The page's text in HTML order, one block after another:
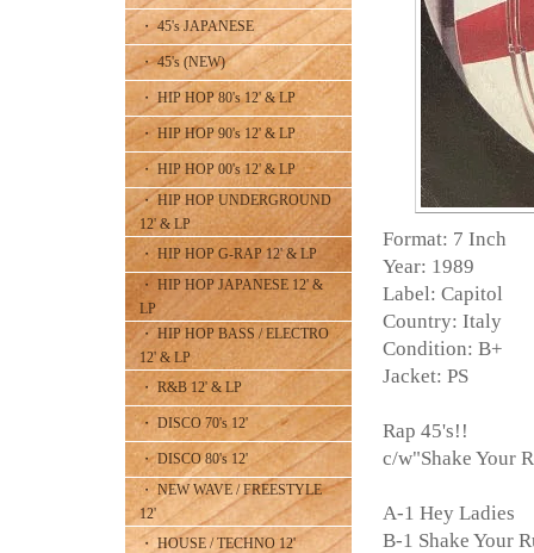
・ 45's JAPANESE
・ 45's (NEW)
・ HIP HOP 80's 12' & LP
・ HIP HOP 90's 12' & LP
・ HIP HOP 00's 12' & LP
・ HIP HOP UNDERGROUND
12' & LP
・ HIP HOP G-RAP 12' & LP
・ HIP HOP JAPANESE 12' &
LP
・ HIP HOP BASS / ELECTRO
12' & LP
・ R&B 12' & LP
・ DISCO 70's 12'
・ DISCO 80's 12'
・ NEW WAVE / FREESTYLE
12'
・ HOUSE / TECHNO 12'
Format: 7 Inch
Year: 1989
Label: Capitol
Country: Italy
Condition: B+
Jacket: PS
Rap 45's!!
c/w"Shake Your
A-1 Hey Ladies
B-1 Shake Your